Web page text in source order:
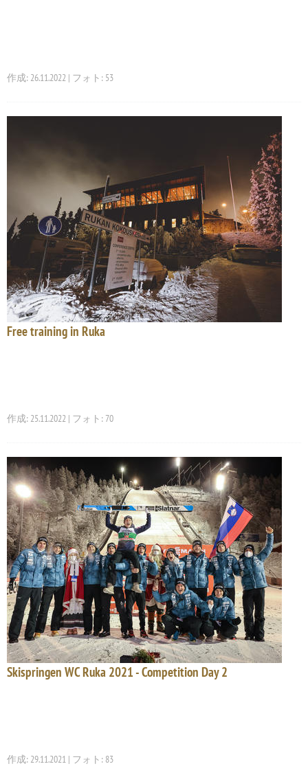
作成: 26.11.2022 | フォト: 53
Free training in Ruka
作成: 25.11.2022 | フォト: 70
Skispringen WC Ruka 2021 - Competition Day 2
作成: 29.11.2021 | フォト: 83